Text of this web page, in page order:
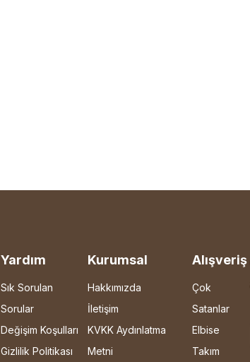
Yardım
Sık Sorulan
Sorular
Değişim Koşulları
Gizlilik Politikası
Kurumsal
Hakkımızda
İletişim
KVKK Aydınlatma
Metni
Alışveriş
Çok
Satanlar
Elbise
Takım